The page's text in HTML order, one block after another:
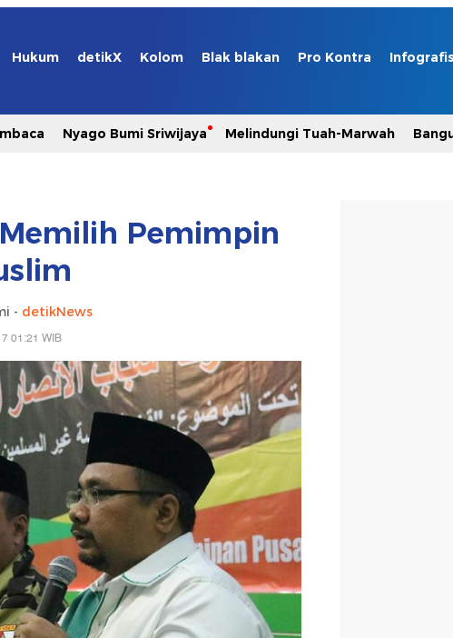
Hukum detikX Kolom Blak blakan Pro Kontra Infografis
Nyago Bumi Sriwijaya Melindungi Tuah-Marwah
Pemimpin
- detikNews
01:21 WIB